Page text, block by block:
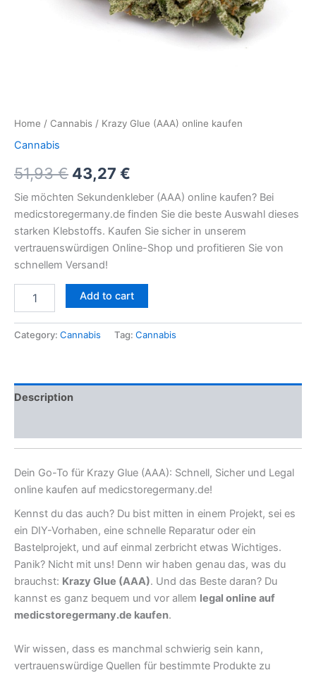
Home / Cannabis / Krazy Glue (AAA) online kaufen
Cannabis
51,93€ 43,27 €
Sie möchten Sekundenkleber (AAA) online kaufen? Bei
medicstoregermany.de finden Sie die beste Auswahl dieses
starken Klebstoffs. Kaufen Sie sicher in unserem
vertrauenswürdigen Online-Shop und profitieren Sie von
schnellem Versand!
Add to cart
Category: Cannabis Tag: Cannabis
Description
Dein Go-To für Krazy Glue (AAA): Schnell, Sicher und Legal
online kaufen auf medicstoregermany.de!
Kennst du das auch? Du bist mitten in einem Projekt, sei es
ein DIY-Vorhaben, eine schnelle Reparatur oder ein
Bastelprojekt, und auf einmal zerbricht etwas Wichtiges.
Panik? Nicht mit uns! Denn wir haben genau das, was du
brauchst: Krazy Glue (AAA). Und das Beste daran? Du
kannst es ganz bequem und vor allem legal online auf
medicstoregermany.de kaufen.
Wir wissen, dass es manchmal schwierig sein kann,
vertrauenswürdige Quellen für bestimmte Produkte zu